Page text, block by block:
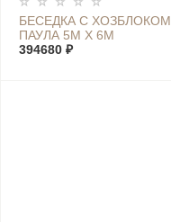
БЕСЕДКА С ХОЗБЛОКОМ
ПАУЛА 5М Х 6М
394680 ₽